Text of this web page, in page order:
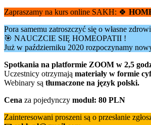
Zapraszamy na kurs online SAKH: 🍀
Pora samemu zatroszczyć się o własne
🎯 NAUCZCIE SIĘ HOMEOPATII !
Już w październiku 2020 rozpoczynamy
Spotkania na platformie ZOOM w 2,5
Uczestnicy otrzymają materiały w formie
Webinary są tłumaczone na język polski.
Cena za pojedynczy moduł: 80 PLN
Zainteresowani proszeni są o przesłanie